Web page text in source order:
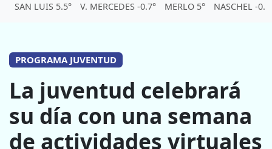
SAN LUIS 5.5° V. MERCEDES -0.7° MERLO 5° NASCHEL -
PROGRAMA JUVENTUD
La juventud celebrará
su día con una semana
de actividades virtuales